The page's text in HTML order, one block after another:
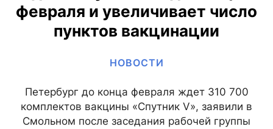
февраля и увеличивает число
пунктов вакцинации
НОВОСТИ
Петербург до конца февраля ждет 310 700
комплектов вакцины «Спутник V», заявили в
Смольном после заседания рабочей группы